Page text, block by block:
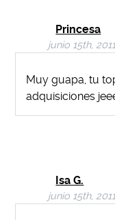
Princesa
junio 15th, 2011
Muy guapa, tu
adquisiciones
Isa G.
junio 15th, 2011